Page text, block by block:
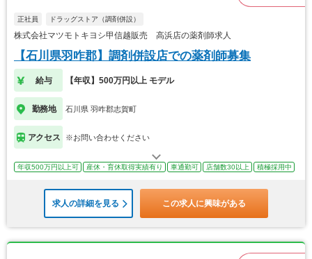
正社員 ドラッグストア（調剤併設）
株式会社マツモトキヨシ甲信越販売 高浜店の薬剤師求人
【石川県羽咋郡】調剤併設店での薬剤師募集
給与 【年収】500万円以上 モデル
勤務地 石川県 羽咋郡志賀町
アクセス ※お問い合わせください
年収500万円以上可 産休・育休取得実績有り 車通勤可 店舗数30以上 積極採用中
求人の詳細を見る この求人に興味がある